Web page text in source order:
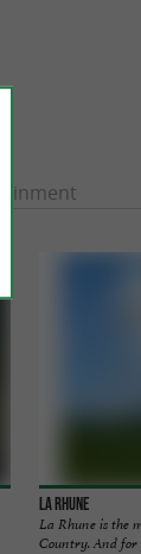
La Rhune
La Rhune is the
Country. And for